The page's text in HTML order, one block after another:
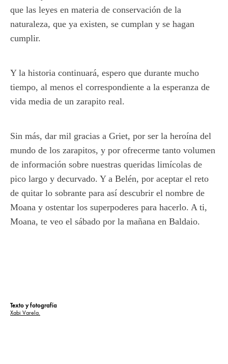
que las leyes en materia de conservación de la
naturaleza, que ya existen, se cumplan y se hagan
cumplir.
Y la historia continuará, espero que durante mucho
tiempo, al menos el correspondiente a la esperanza de
vida media de un zarapito real.
Sin más, dar mil gracias a Griet, por ser la heroína del
mundo de los zarapitos, y por ofrecerme tanto volumen
de información sobre nuestras queridas limícolas de
pico largo y decurvado. Y a Belén, por aceptar el reto
de quitar lo sobrante para así descubrir el nombre de
Moana y ostentar los superpoderes para hacerlo. A ti,
Moana, te veo el sábado por la mañana en Baldaio.
Texto y fotografía
Xabi Varela.